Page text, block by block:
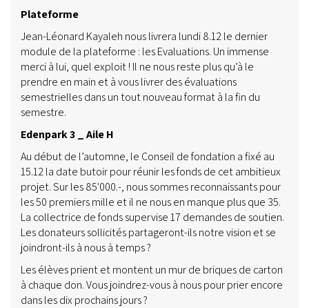
Plateforme
Jean-Léonard Kayaleh nous livrera lundi 8.12 le dernier
module de la plateforme : les Evaluations. Un immense
merci à lui, quel exploit ! Il ne nous reste plus qu’à le
prendre en main et à vous livrer des évaluations
semestrielles dans un tout nouveau format à la fin du
semestre.
Edenpark 3 _ Aile H
Au début de l’automne, le Conseil de fondation a fixé au
15.12 la date butoir pour réunir les fonds de cet ambitieux
projet. Sur les 85'000.-, nous sommes reconnaissants pour
les 50 premiers mille et il ne nous en manque plus que 35.
La collectrice de fonds supervise 17 demandes de soutien.
Les donateurs sollicités partageront-ils notre vision et se
joindront-ils à nous à temps ?
Les élèves prient et montent un mur de briques de carton
à chaque don. Vous joindrez-vous à nous pour prier encore
dans les dix prochains jours ?